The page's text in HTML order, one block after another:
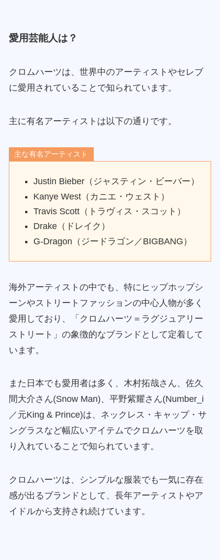
愛用芸能人は？
クロムハーツは、世界中のアーティストやセレブ
に愛用されていることで知られています。
主に有名アーティストは以下の通りです。
主な有名アーティスト
Justin Bieber（ジャスティン・ビーバー）
Kanye West（カニエ・ウェスト）
Travis Scott（トラヴィス・スコット）
Drake（ドレイク）
G-Dragon（ジードラゴン／BIGBANG）
海外アーティストの中でも、特にヒップホップシ
ーンやストリートファッションの中心人物が多く
愛用しており、「クロムハーツ＝ラグジュアリー
ストリート」の象徴的なブランドとして定着して
います。
また日本でも愛用者は多く、木村拓哉さん、佐久
間大介さん(Snow Man)、平野紫耀さん(Number_i
／元King & Prince)は、ネックレス・キャップ・サ
ングラスなど幅広いアイテムでクロムハーツを取
り入れていることで知られています。
クロムハーツは、シンプルな服装でも一気に存在
感が出るブランドとして、長年アーティストやア
イドルから支持され続けています。